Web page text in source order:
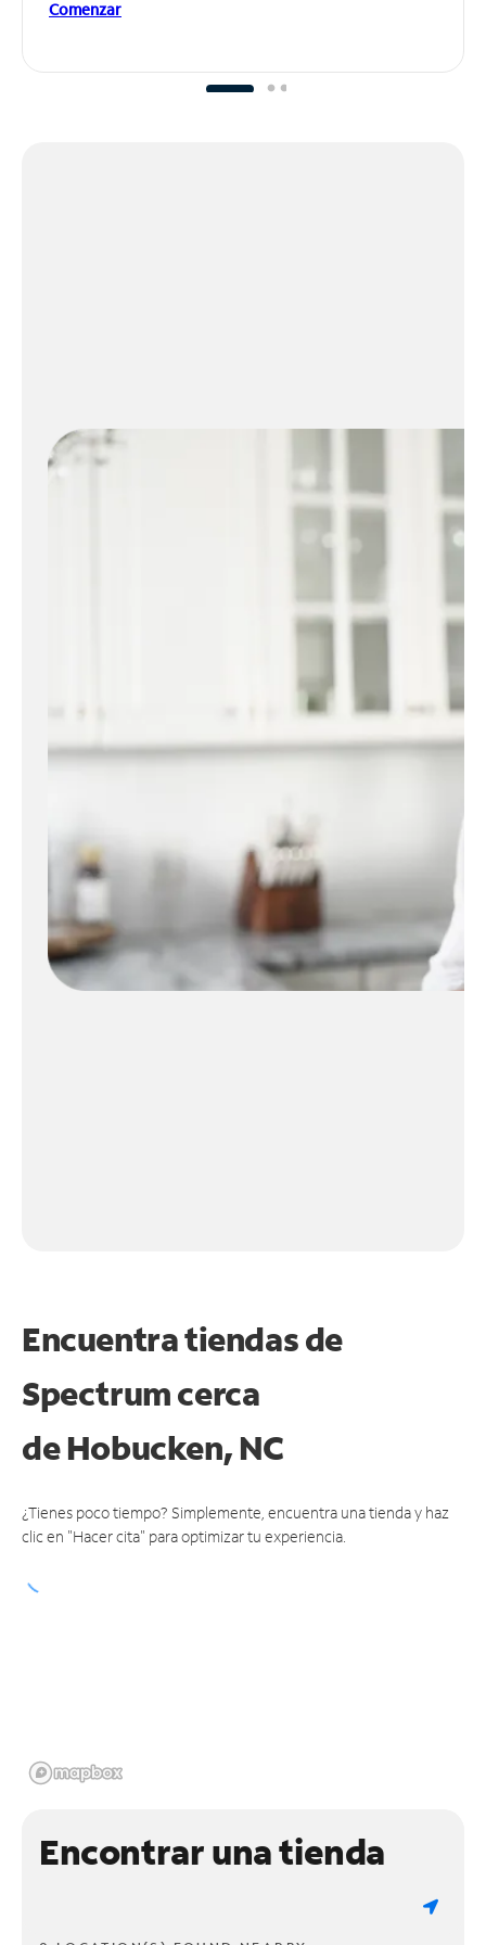
Comenzar
Encuentra tiendas de
Spectrum cerca
deHobucken, NC
¿Tienes poco tiempo? Simplemente, encuentra una tienda y haz
clic en "Hacer cita" para optimizar tu experiencia.
Encontrar una tienda